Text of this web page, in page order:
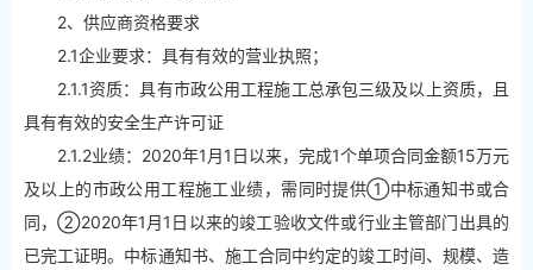
2、供应商资格要求
2.1企业要求：具有有效的营业执照；
2.1.1资质：具有市政公用工程施工总承包三级及以上资质，且
具有有效的安全生产许可证
2.1.2业绩：2020年1月1日以来，完成1个单项合同金额15万元
及以上的市政公用工程施工业绩，需同时提供①中标通知书或合
同，②2020年1月1日以来的竣工验收文件或行业主管部门出具的
已完工证明。中标通知书、施工合同中约定的竣工时间、规模、造